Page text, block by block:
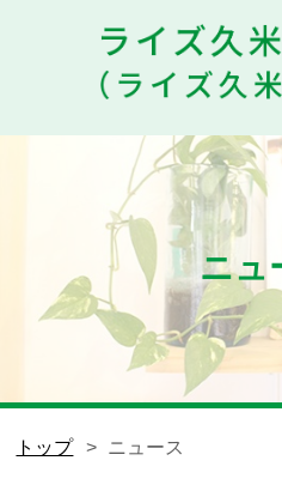
料金・メニュー
初めての方へ
他院との違い
患者様の声
ニュ
トップ ニュース